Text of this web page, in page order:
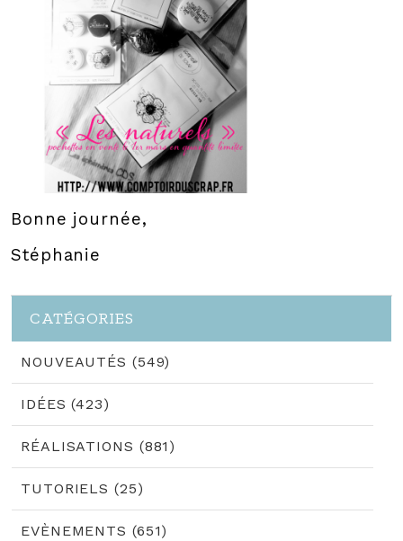
Bonne journée,
Stéphanie
CATÉGORIES
NOUVEAUTÉS (549)
IDÉES (423)
RÉALISATIONS (881)
TUTORIELS (25)
EVÈNEMENTS (651)